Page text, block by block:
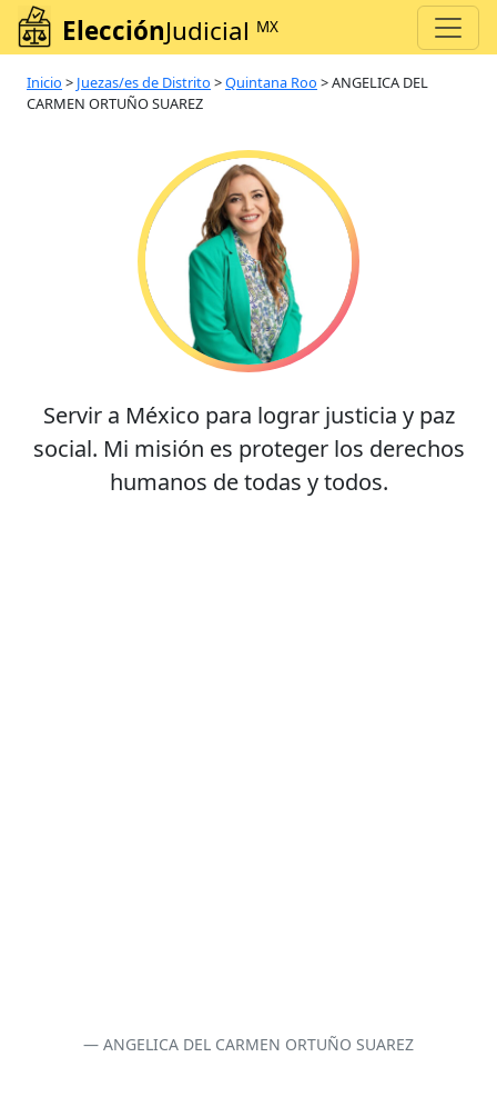
ElecciónJudicial MX
Inicio > Juezas/es de Distrito >Quintana Roo >ANGELICA DEL
CARMEN ORTUÑO SUAREZ
Servir a México para lograr justicia y paz
social. Mi misión es proteger los derechos
humanos de todas y todos.
ANGELICA DEL CARMEN ORTUÑO SUAREZ